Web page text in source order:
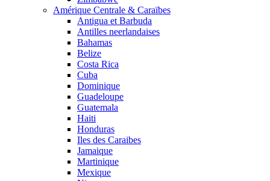
Amérique Centrale & Caraïbes
Antigua et Barbuda
Antilles neerlandaises
Bahamas
Belize
Costa Rica
Cuba
Dominique
Guadeloupe
Guatemala
Haiti
Honduras
Iles des Caraibes
Jamaique
Martinique
Mexique